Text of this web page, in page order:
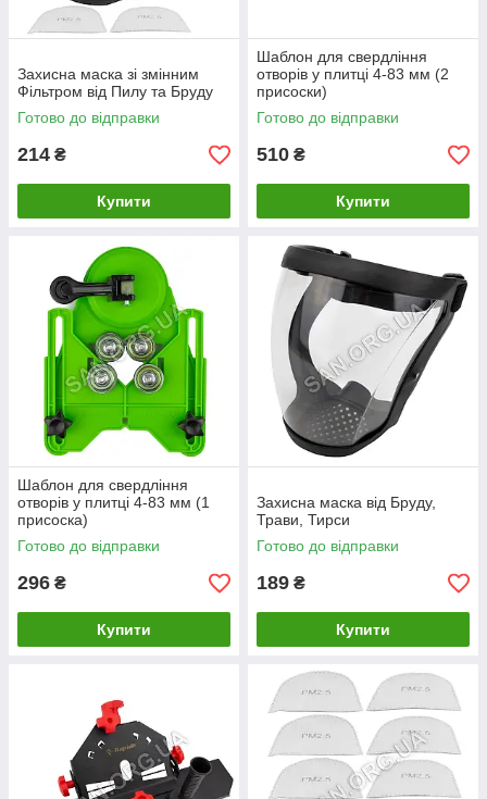
Захисна маска зі змінним
Фільтром від Пилу та Бруду
Готово до відправки
214 ₴
Купити
Шаблон для свердління
отворів у плитці 4-83 мм (2
присоски)
Готово до відправки
510 ₴
Купити
Шаблон для свердління
отворів у плитці 4-83 мм (1
присоска)
Готово до відправки
296 ₴
Купити
Захисна маска від Бруду,
Трави, Тирси
Готово до відправки
189 ₴
Купити